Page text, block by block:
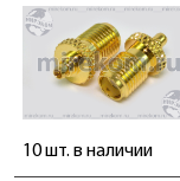
10 шт. в наличии